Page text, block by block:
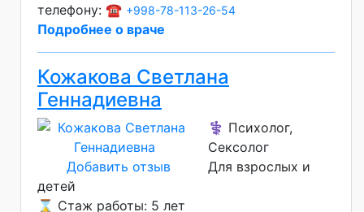
телефону: ☎️ +998-78-113-26-54
Подробнее о враче
Кожакова Светлана
Геннадиевна
Добавить отзыв
⚕️ Психолог,
Сексолог
Для взрослых и
детей
⌛ Стаж работы: 5 лет